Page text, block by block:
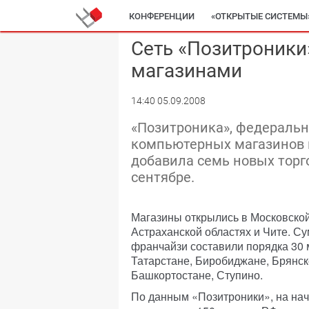
КОНФЕРЕНЦИИ «ОТКРЫТЫЕ
Сеть
магазинами
14:40 05.09.2008
«Позитроника»,
компьютерных магазинов
добавила семь новых
сентябре.
Магазины открылись в
Астраханской областях и Чите.
франчайзи составили порядка
Татарстане, Биробиджане,
Башкортостане, Ступино.
По данным «Позитроники», на